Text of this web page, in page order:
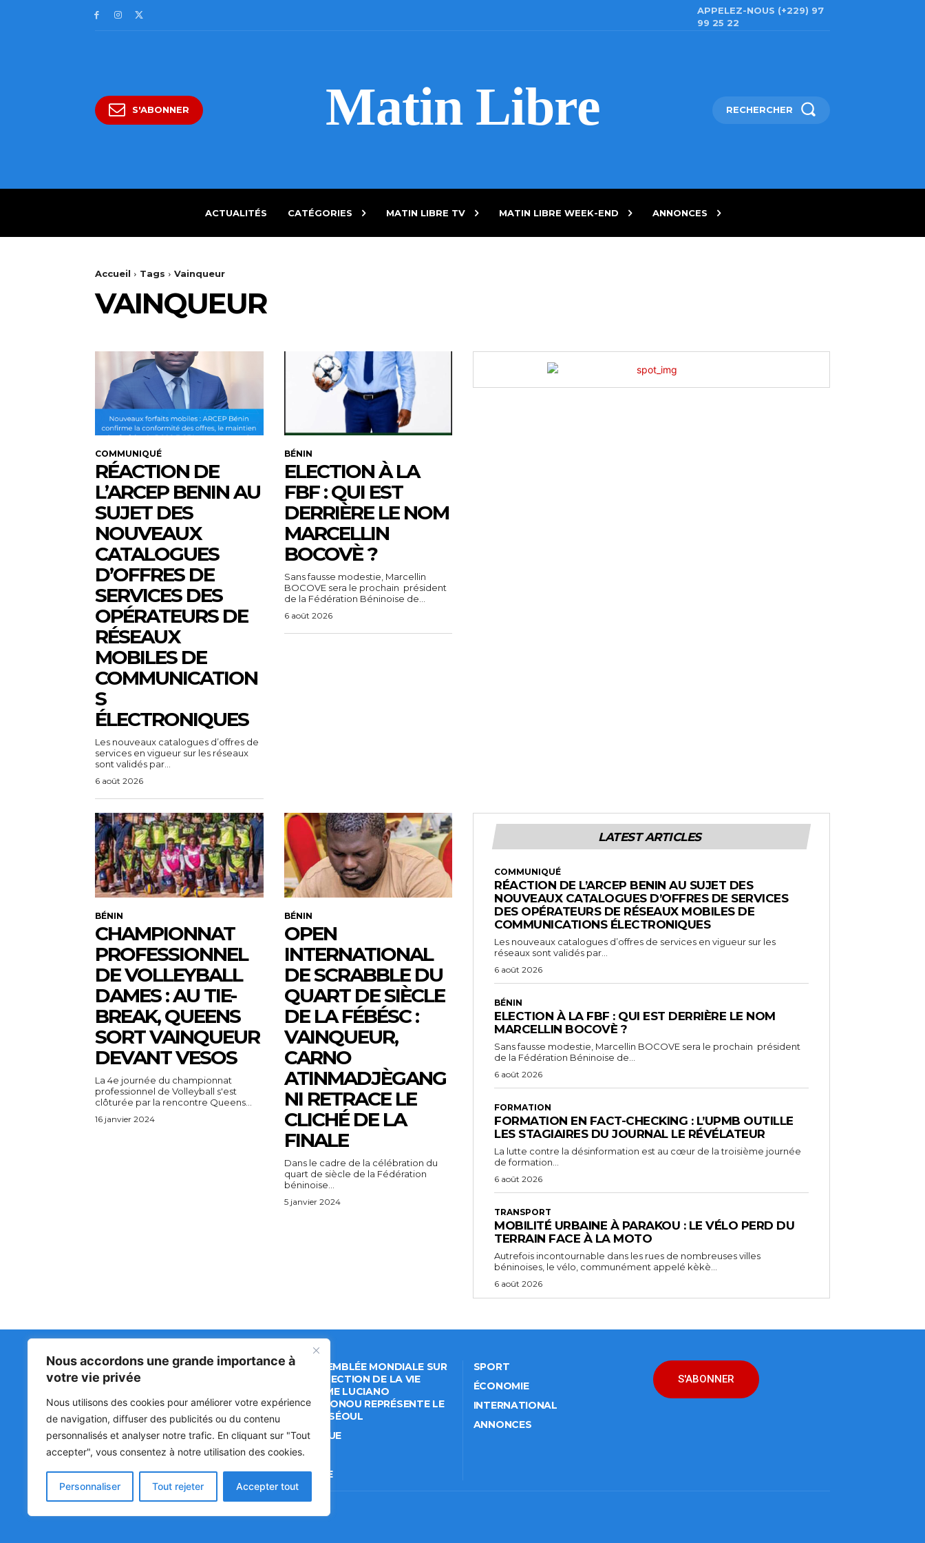
Nous accordons une grande importance à
votre vie privée
Nous utilisons des cookies pour améliorer votre expérience
de navigation, diffuser des publicités ou du contenu
personnalisés et analyser notre trafic. En cliquant sur "Tout
accepter", vous consentez à notre utilisation des cookies.
Personnaliser Tout rejeter Accepter tout
APPELEZ-NOUS (+229) 97
99 25 22
S'ABONNER Matin Libre RECHERCHER
ACTUALITÉS CATÉGORIES MATIN LIBRE TV MATIN LIBRE WEEK-END ANNONCES
Accueil Tags Vainqueur
VAINQUEUR
COMMUNIQUÉ
RÉACTION DE
L’ARCEP BENIN AU
SUJET DES
NOUVEAUX
CATALOGUES
D’OFFRES DE
SERVICES DES
OPÉRATEURS DE
RÉSEAUX
MOBILES DE
COMMUNICATION
S
ÉLECTRONIQUES
Les nouveaux catalogues d’offres de
services en vigueur sur les réseaux
sont validés par...
6 août 2026
BÉNIN
ELECTION À LA
FBF : QUI EST
DERRIÈRE LE NOM
MARCELLIN
BOCOVÈ ?
Sans fausse modestie, Marcellin
BOCOVE sera le prochain président
de la Fédération Béninoise de...
6 août 2026
BÉNIN
CHAMPIONNAT
PROFESSIONNEL
DE VOLLEYBALL
DAMES : AU TIE-
BREAK, QUEENS
SORT VAINQUEUR
DEVANT VESOS
La 4e journée du championnat
professionnel de Volleyball s'est
clôturée par la rencontre Queens...
16 janvier 2024
BÉNIN
OPEN
INTERNATIONAL
DE SCRABBLE DU
QUART DE SIÈCLE
DE LA FÉBÉSC :
VAINQUEUR,
CARNO
ATINMADJÈGANG
NI RETRACE LE
CLICHÉ DE LA
FINALE
Dans le cadre de la célébration du
quart de siècle de la Fédération
béninoise...
5 janvier 2024
LATEST ARTICLES
COMMUNIQUÉ
RÉACTION DE L’ARCEP BENIN AU SUJET DES
NOUVEAUX CATALOGUES D’OFFRES DE SERVICES
DES OPÉRATEURS DE RÉSEAUX MOBILES DE
COMMUNICATIONS ÉLECTRONIQUES
Les nouveaux catalogues d’offres de services en vigueur sur les
réseaux sont validés par...
6 août 2026
BÉNIN
ELECTION À LA FBF : QUI EST DERRIÈRE LE NOM
MARCELLIN BOCOVÈ ?
Sans fausse modestie, Marcellin BOCOVE sera le prochain président
de la Fédération Béninoise de...
6 août 2026
FORMATION
FORMATION EN FACT-CHECKING : L’UPMB OUTILLE
LES STAGIAIRES DU JOURNAL LE RÉVÉLATEUR
La lutte contre la désinformation est au cœur de la troisième journée
de formation...
6 août 2026
TRANSPORT
MOBILITÉ URBAINE À PARAKOU : LE VÉLO PERD DU
TERRAIN FACE À LA MOTO
Autrefois incontournable dans les rues de nombreuses villes
béninoises, le vélo, communément appelé kèkè...
6 août 2026
Matin Libre
Premiers sur l'info !
47ᵉ ASSEMBLÉE MONDIALE SUR
LA PROTECTION DE LA VIE
PRIVÉE: ME LUCIANO
HOUNKPONOU REPRÉSENTE LE
BÉNIN À SÉOUL
POLITIQUE
SOCIÉTÉ
CULTURE
SPORT
ÉCONOMIE
INTERNATIONAL
ANNONCES
S'ABONNER